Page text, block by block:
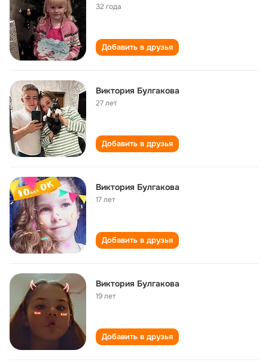
32 года
Добавить в друзья
Виктория Булгакова
27 лет
Добавить в друзья
Виктория Булгакова
17 лет
Добавить в друзья
Виктория Булгакова
19 лет
Добавить в друзья